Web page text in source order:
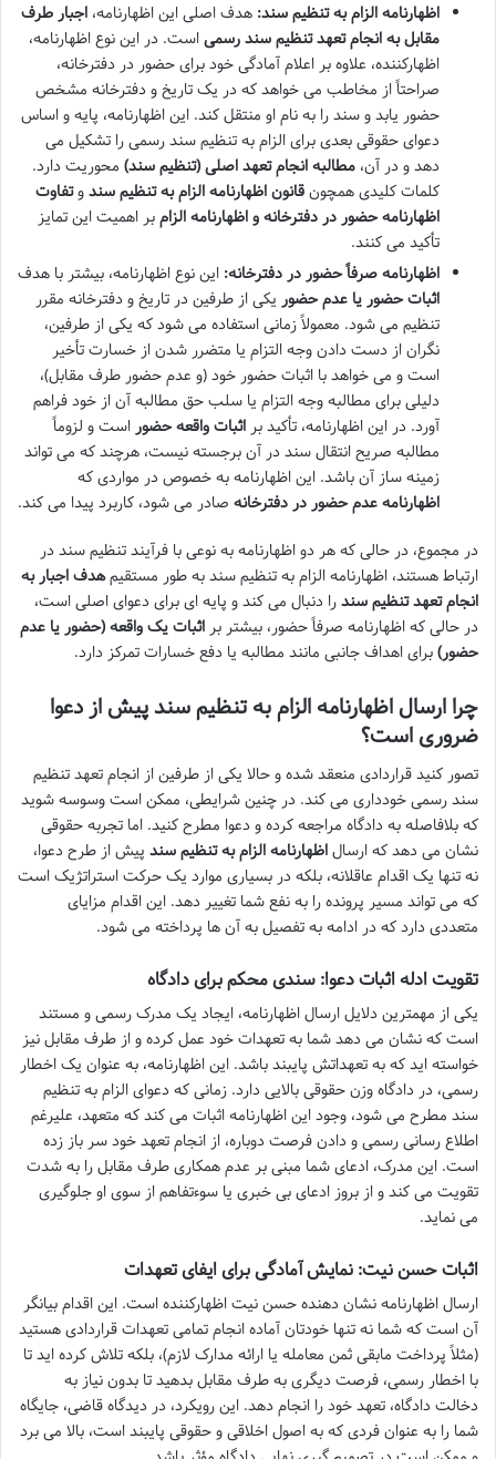
اظهارنامه الزام به تنظیم سند: هدف اصلی این اظهارنامه، اجبار طرف
مقابل به انجام تعهد تنظیم سند رسمیاست. در این نوع اظهارنامه،
اظهارکننده، علاوه بر اعلام آمادگی خود برای حضور در دفترخانه،
صراحتاً از مخاطب می خواهد که در یک تاریخ و دفترخانه مشخص
حضور یابد و سند را به نام او منتقل کند. این اظهارنامه، پایه و اساس
دعوای حقوقی بعدی برای الزام به تنظیم سند رسمی را تشکیل می
دهد و در آن، مطالبه انجام تعهد اصلی (تنظیم سند) محوریت دارد.
کلمات کلیدی همچونقانون اظهارنامه الزام به تنظیم سندوتفاوت
اظهارنامه حضور در دفترخانه و اظهارنامه الزامبر اهمیت این تمایز
تأکید می کنند.
اظهارنامه صرفاً حضور در دفترخانه: این نوع اظهارنامه، بیشتر با هدف
اثبات حضور یا عدم حضور یکی از طرفین در تاریخ و دفترخانه مقرر
تنظیم می شود. معمولاً زمانی استفاده می شود که یکی از طرفین،
نگران از دست دادن وجه التزام یا متضرر شدن از خسارت تأخیر
است و می خواهد با اثبات حضور خود (و عدم حضور طرف مقابل)،
دلیلی برای مطالبه وجه التزام یا سلب حق مطالبه آن از خود فراهم
آورد. در این اظهارنامه، تأکید بر اثبات واقعه حضور است و لزوماً
مطالبه صریح انتقال سند در آن برجسته نیست، هرچند که می تواند
زمینه ساز آن باشد. این اظهارنامه به خصوص در مواردی که
اظهارنامه عدم حضور در دفترخانه صادر می شود، کاربرد پیدا می کند.
در مجموع، در حالی که هر دو اظهارنامه به نوعی با فرآیند تنظیم سند در
ارتباط هستند، اظهارنامه الزام به تنظیم سند به طور مستقیمهدف اجبار به
انجام تعهد تنظیم سندرا دنبال می کند و پایه ای برای دعوای اصلی است،
در حالی که اظهارنامه صرفاً حضور، بیشتر بر اثبات یک واقعه (حضور یا عدم
حضور)برای اهداف جانبی مانند مطالبه یا دفع خسارات تمرکز دارد.
چرا ارسال اظهارنامه الزام به تنظیم سند پیش از دعوا
ضروری است؟
تصور کنید قراردادی منعقد شده و حالا یکی از طرفین از انجام تعهد تنظیم
سند رسمی خودداری می کند. در چنین شرایطی، ممکن است وسوسه شوید
که بلافاصله به دادگاه مراجعه کرده و دعوا مطرح کنید. اما تجربه حقوقی
نشان می دهد که ارسالاظهارنامه الزام به تنظیم سند پیش از طرح دعوا،
نه تنها یک اقدام عاقلانه، بلکه در بسیاری موارد یک حرکت استراتژیک است
که می تواند مسیر پرونده را به نفع شما تغییر دهد. این اقدام مزایای
متعددی دارد که در ادامه به تفصیل به آن ها پرداخته می شود.
تقویت ادله اثبات دعوا: سندی محکم برای دادگاه
یکی از مهمترین دلایل ارسال اظهارنامه، ایجاد یک مدرک رسمی و مستند
است که نشان می دهد شما به تعهدات خود عمل کرده و از طرف مقابل نیز
خواسته اید که به تعهداتش پایبند باشد. این اظهارنامه، به عنوان یک اخطار
رسمی، در دادگاه وزن حقوقی بالایی دارد. زمانی که دعوای الزام به تنظیم
سند مطرح می شود، وجود این اظهارنامه اثبات می کند که متعهد، علیرغم
اطلاع رسانی رسمی و دادن فرصت دوباره، از انجام تعهد خود سر باز زده
است. این مدرک، ادعای شما مبنی بر عدم همکاری طرف مقابل را به شدت
تقویت می کند و از بروز ادعای بی خبری یا سوءتفاهم از سوی او جلوگیری
می نماید.
اثبات حسن نیت: نمایش آمادگی برای ایفای تعهدات
ارسال اظهارنامه نشان دهنده حسن نیت اظهارکننده است. این اقدام بیانگر
آن است که شما نه تنها خودتان آماده انجام تمامی تعهدات قراردادی هستید
(مثلاً پرداخت مابقی ثمن معامله یا ارائه مدارک لازم)، بلکه تلاش کرده اید تا
با اخطار رسمی، فرصت دیگری به طرف مقابل بدهید تا بدون نیاز به
دخالت دادگاه، تعهد خود را انجام دهد. این رویکرد، در دیدگاه قاضی، جایگاه
شما را به عنوان فردی که به اصول اخلاقی و حقوقی پایبند است، بالا می برد